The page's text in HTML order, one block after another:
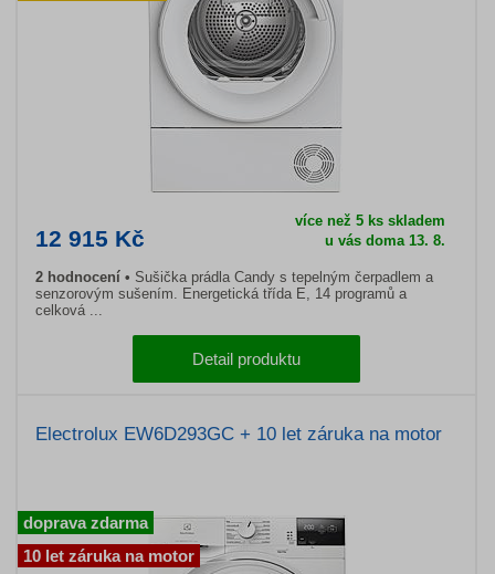
12 915 Kč
více než 5 ks skladem
u vás doma 13. 8.
2 hodnocení
Sušička prádla Candy s tepelným čerpadlem a
senzorovým sušením. Energetická třída E, 14 programů a
celková ...
Detail produktu
Electrolux EW6D293GC + 10 let záruka na motor
doprava zdarma
10 let záruka na motor